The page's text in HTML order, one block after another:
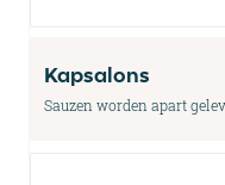
Kapsalons
Sauzen worden apart